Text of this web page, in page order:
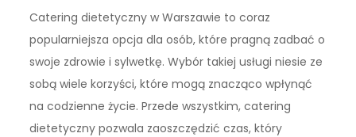
Catering dietetyczny w Warszawie to coraz
popularniejsza opcja dla osób, które pragną zadbać o
swoje zdrowie i sylwetkę. Wybór takiej usługi niesie ze
sobą wiele korzyści, które mogą znacząco wpłynąć
na codzienne życie. Przede wszystkim, catering
dietetyczny pozwala zaoszczędzić czas, który